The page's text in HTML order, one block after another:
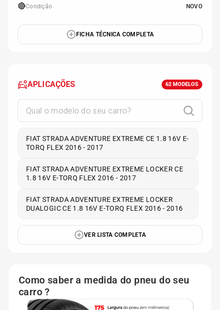
🔴Condição NOVO
FICHA TÉCNICA COMPLETA
APLICAÇÕES 62 MODELOS
FIAT STRADA ADVENTURE EXTREME CE 1.8 16V E-
TORQ FLEX 2016 - 2017
FIAT STRADA ADVENTURE EXTREME LOCKER CE
1.8 16V E-TORQ FLEX 2016 - 2017
FIAT STRADA ADVENTURE EXTREME LOCKER
DUALOGIC CE 1.8 16V E-TORQ FLEX 2016 - 2016
VER LISTA COMPLETA
Como saber a medida do pneu do seu
carro ?